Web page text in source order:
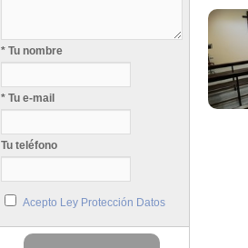
* Tu nombre
* Tu e-mail
Tu teléfono
Acepto Ley Protección Datos